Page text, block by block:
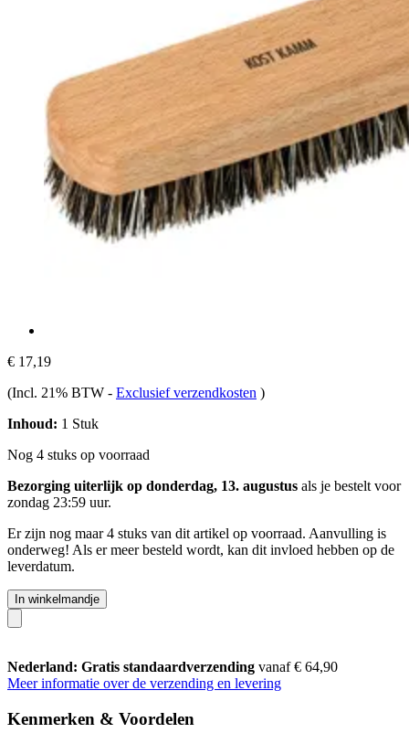
€ 17,19
(Incl. 21% BTW - Exclusief verzendkosten )
Inhoud: 1 Stuk
Nog 4 stuks op voorraad
Bezorging uiterlijk op donderdag, 13. augustus als je bestelt voor
zondag 23:59 uur.
Er zijn nog maar 4 stuks van dit artikel op voorraad. Aanvulling is
onderweg! Als er meer besteld wordt, kan dit invloed hebben op de
leverdatum.
In winkelmandje
Nederland: Gratis standaardverzending vanaf € 64,90
Meer informatie over de verzending en levering
Kenmerken & Voordelen